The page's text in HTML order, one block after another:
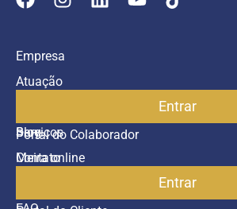
Empresa
Atuação
Blog
Contato
Portal do Colaborador
Entrar
Serviços
Meira online
Entrar